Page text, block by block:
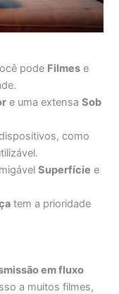
pode Filmes e
e uma extensaSob
como
Superfície e
tem a prioridade
em fluxo
a muitos filmes,